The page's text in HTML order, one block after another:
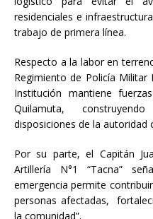
residenciales e
trabajo de primera línea.
Respecto a la labor en
Regimiento de Policía Militar
Institución mantiene
Quilamuta,
disposiciones de la autoridad
Por su parte, el Capitán
Artillería N°1 “Tacna”
emergencia permite
personas afectadas,
la comunidad”.